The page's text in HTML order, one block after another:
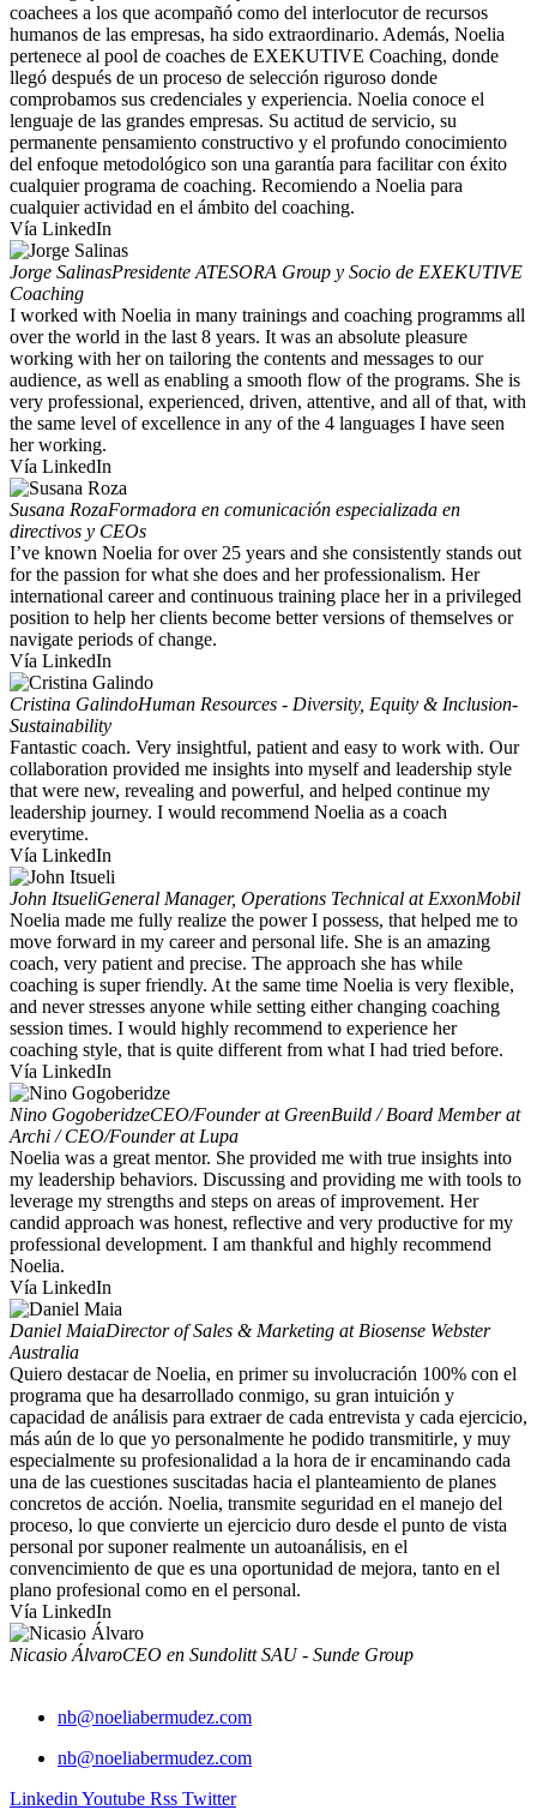
coachees a los que acompañó como del interlocutor de recursos
humanos de las empresas, ha sido extraordinario. Además, Noelia
pertenece al pool de coaches de EXEKUTIVE Coaching, donde
llegó después de un proceso de selección riguroso donde
comprobamos sus credenciales y experiencia. Noelia conoce el
lenguaje de las grandes empresas. Su actitud de servicio, su
permanente pensamiento constructivo y el profundo conocimiento
del enfoque metodológico son una garantía para facilitar con éxito
cualquier programa de coaching. Recomiendo a Noelia para
cualquier actividad en el ámbito del coaching.
Vía LinkedIn
Jorge SalinasPresidente ATESORA Group y Socio de EXEKUTIVE
Coaching
I worked with Noelia in many trainings and coaching programms all
over the world in the last 8 years. It was an absolute pleasure
working with her on tailoring the contents and messages to our
audience, as well as enabling a smooth flow of the programs. She is
very professional, experienced, driven, attentive, and all of that, with
the same level of excellence in any of the 4 languages I have seen
her working.
Vía LinkedIn
Susana RozaFormadora en comunicación especializada en
directivos y CEOs
I’ve known Noelia for over 25 years and she consistently stands out
for the passion for what she does and her professionalism. Her
international career and continuous training place her in a privileged
position to help her clients become better versions of themselves or
navigate periods of change.
Vía LinkedIn
Cristina GalindoHuman Resources - Diversity, Equity & Inclusion-
Sustainability
Fantastic coach. Very insightful, patient and easy to work with. Our
collaboration provided me insights into myself and leadership style
that were new, revealing and powerful, and helped continue my
leadership journey. I would recommend Noelia as a coach
everytime.
Vía LinkedIn
John ItsueliGeneral Manager, Operations Technical at ExxonMobil
Noelia made me fully realize the power I possess, that helped me to
move forward in my career and personal life. She is an amazing
coach, very patient and precise. The approach she has while
coaching is super friendly. At the same time Noelia is very flexible,
and never stresses anyone while setting either changing coaching
session times. I would highly recommend to experience her
coaching style, that is quite different from what I had tried before.
Vía LinkedIn
Nino GogoberidzeCEO/Founder at GreenBuild / Board Member at
Archi / CEO/Founder at Lupa
Noelia was a great mentor. She provided me with true insights into
my leadership behaviors. Discussing and providing me with tools to
leverage my strengths and steps on areas of improvement. Her
candid approach was honest, reflective and very productive for my
professional development. I am thankful and highly recommend
Noelia.
Vía LinkedIn
Daniel MaiaDirector of Sales & Marketing at Biosense Webster
Australia
Quiero destacar de Noelia, en primer su involucración 100% con el
programa que ha desarrollado conmigo, su gran intuición y
capacidad de análisis para extraer de cada entrevista y cada ejercicio,
más aún de lo que yo personalmente he podido transmitirle, y muy
especialmente su profesionalidad a la hora de ir encaminando cada
una de las cuestiones suscitadas hacia el planteamiento de planes
concretos de acción. Noelia, transmite seguridad en el manejo del
proceso, lo que convierte un ejercicio duro desde el punto de vista
personal por suponer realmente un autoanálisis, en el
convencimiento de que es una oportunidad de mejora, tanto en el
plano profesional como en el personal.
Vía LinkedIn
Nicasio ÁlvaroCEO en Sundolitt SAU - Sunde Group
nb@noeliabermudez.com
nb@noeliabermudez.com
Linkedin Youtube Rss Twitter